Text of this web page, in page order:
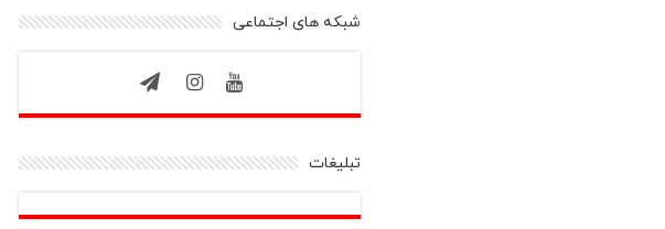
شبکه های اجتماعی
تبلیغات